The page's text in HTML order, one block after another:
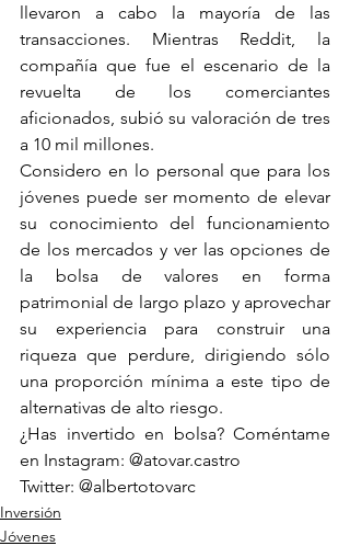
llevaron a cabo la mayoría de las
transacciones. Mientras Reddit, la
compañía que fue el escenario de la
revuelta de los comerciantes
aficionados, subió su valoración de tres
a 10 mil millones.
Considero en lo personal que para los
jóvenes puede ser momento de elevar
su conocimiento del funcionamiento
de los mercados y ver las opciones de
la bolsa de valores en forma
patrimonial de largo plazo y aprovechar
su experiencia para construir una
riqueza que perdure, dirigiendo sólo
una proporción mínima a este tipo de
alternativas de alto riesgo.
¿Has invertido en bolsa? Coméntame
en Instagram: @atovar.castro
Twitter: @albertotovarc
Inversión
Jóvenes